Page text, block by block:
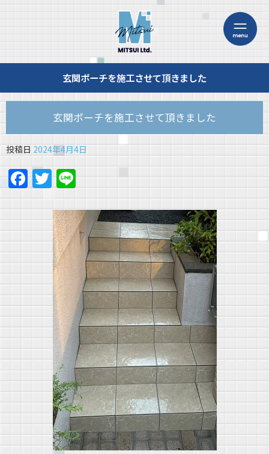
玄関ポーチを施工させて頂きました
玄関ポーチを施工させて頂きました
投稿日2024年4月4日
Facebook
Twitter
Line